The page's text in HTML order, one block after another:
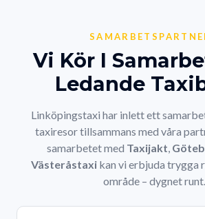
Vi Kör I
Ledande
Linköpingstaxi har inlett ett
taxiresor tillsammans med våra
samarbetet med Taxijakt,
Västeråstaxi kan vi erbjuda trygga
område – dygnet runt.